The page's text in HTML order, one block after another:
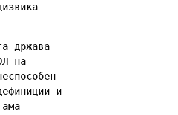
држава
на
и